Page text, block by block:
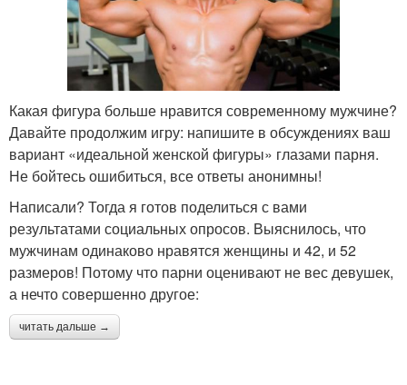
Какая фигура больше нравится современному мужчине?
Давайте продолжим игру: напишите в обсуждениях ваш
вариант «идеальной женской фигуры» глазами парня.
Не бойтесь ошибиться, все ответы анонимны!
Написали? Тогда я готов поделиться с вами
результатами социальных опросов. Выяснилось, что
мужчинам одинаково нравятся женщины и 42, и 52
размеров! Потому что парни оценивают не вес девушек,
а нечто совершенно другое:
читать дальше →